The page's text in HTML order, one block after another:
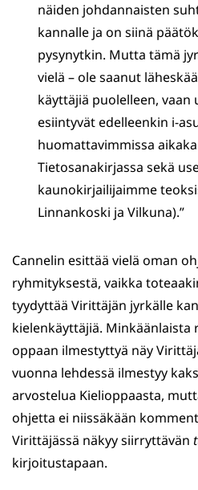
näiden johdannaisten
kannalle ja on siinä
pysynytkin. Mutta tämä
vielä – ole saanut
käyttäjiä puolelleen, vaan
esiintyvät edelleenkin i-
huomattavimmissa
Tietosanakirjassa sekä
kaunokirjailijaimme
Linnankoski ja Vilkuna).”
Cannelin esittää vielä oman
ryhmityksestä, vaikka
tyydyttää Virittäjän jyrkälle
kielenkäyttäjiä. Minkäänlaista
oppaan ilmestyttyä näy
vuonna lehdessä ilmestyy
arvostelua Kielioppaasta,
ohjetta ei niissäkään
Virittäjässä näkyy siirryttävän
kirjoitustapaan.